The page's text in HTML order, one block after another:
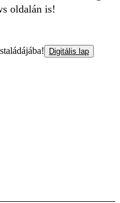
oldalán is!
Digitális lap